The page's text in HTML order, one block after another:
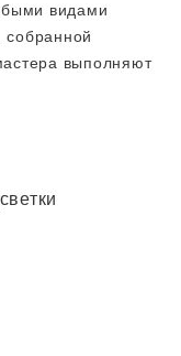
видами
собранной
выполняют